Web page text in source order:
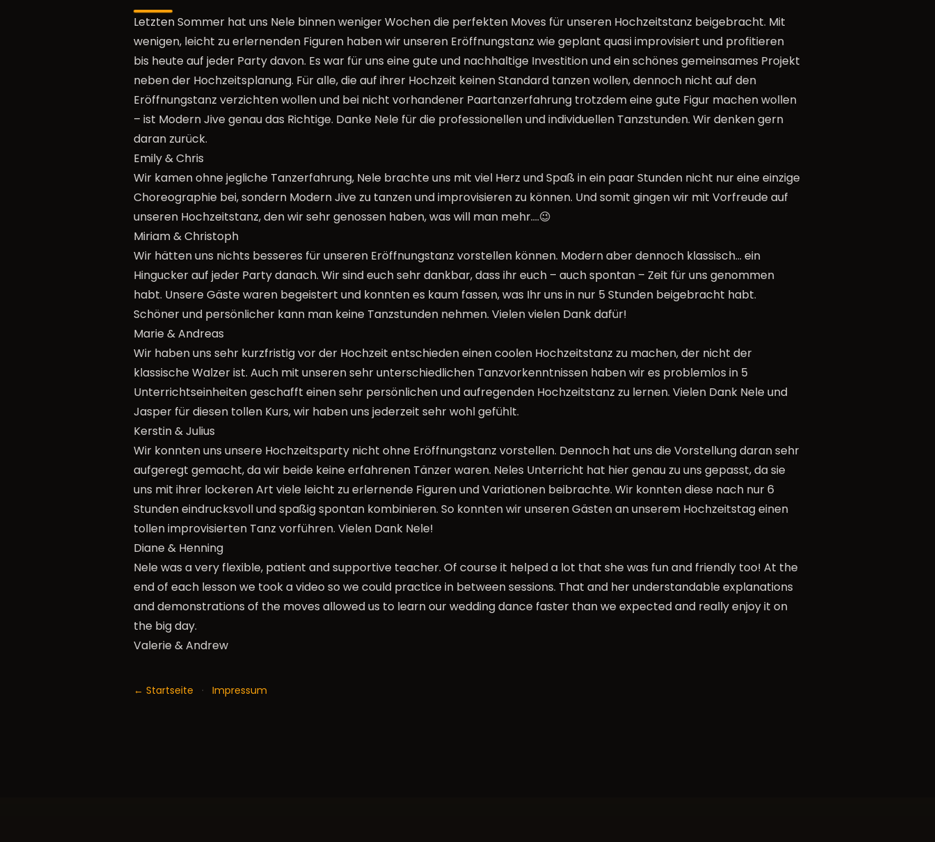
Letzten Sommer hat uns Nele binnen weniger Wochen die perfekten Moves für unseren Hochzeitstanz beigebracht. Mit
wenigen, leicht zu erlernenden Figuren haben wir unseren Eröffnungstanz wie geplant quasi improvisiert und profitieren
bis heute auf jeder Party davon. Es war für uns eine gute und nachhaltige Investition und ein schönes gemeinsames Projekt
neben der Hochzeitsplanung. Für alle, die auf ihrer Hochzeit keinen Standard tanzen wollen, dennoch nicht auf den
Eröffnungstanz verzichten wollen und bei nicht vorhandener Paartanzerfahrung trotzdem eine gute Figur machen wollen
– ist Modern Jive genau das Richtige. Danke Nele für die professionellen und individuellen Tanzstunden. Wir denken gern
daran zurück.
Emily & Chris
Wir kamen ohne jegliche Tanzerfahrung, Nele brachte uns mit viel Herz und Spaß in ein paar Stunden nicht nur eine einzige
Choreographie bei, sondern Modern Jive zu tanzen und improvisieren zu können. Und somit gingen wir mit Vorfreude auf
unseren Hochzeitstanz, den wir sehr genossen haben, was will man mehr….😉
Miriam & Christoph
Wir hätten uns nichts besseres für unseren Eröffnungstanz vorstellen können. Modern aber dennoch klassisch… ein
Hingucker auf jeder Party danach. Wir sind euch sehr dankbar, dass ihr euch – auch spontan – Zeit für uns genommen
habt. Unsere Gäste waren begeistert und konnten es kaum fassen, was Ihr uns in nur 5 Stunden beigebracht habt.
Schöner und persönlicher kann man keine Tanzstunden nehmen. Vielen vielen Dank dafür!
Marie & Andreas
Wir haben uns sehr kurzfristig vor der Hochzeit entschieden einen coolen Hochzeitstanz zu machen, der nicht der
klassische Walzer ist. Auch mit unseren sehr unterschiedlichen Tanzvorkenntnissen haben wir es problemlos in 5
Unterrichtseinheiten geschafft einen sehr persönlichen und aufregenden Hochzeitstanz zu lernen. Vielen Dank Nele und
Jasper für diesen tollen Kurs, wir haben uns jederzeit sehr wohl gefühlt.
Kerstin & Julius
Wir konnten uns unsere Hochzeitsparty nicht ohne Eröffnungstanz vorstellen. Dennoch hat uns die Vorstellung daran sehr
aufgeregt gemacht, da wir beide keine erfahrenen Tänzer waren. Neles Unterricht hat hier genau zu uns gepasst, da sie
uns mit ihrer lockeren Art viele leicht zu erlernende Figuren und Variationen beibrachte. Wir konnten diese nach nur 6
Stunden eindrucksvoll und spaßig spontan kombinieren. So konnten wir unseren Gästen an unserem Hochzeitstag einen
tollen improvisierten Tanz vorführen. Vielen Dank Nele!
Diane & Henning
Nele was a very flexible, patient and supportive teacher. Of course it helped a lot that she was fun and friendly too! At the
end of each lesson we took a video so we could practice in between sessions. That and her understandable explanations
and demonstrations of the moves allowed us to learn our wedding dance faster than we expected and really enjoy it on
the big day.
Valerie & Andrew
← Startseite · Impressum